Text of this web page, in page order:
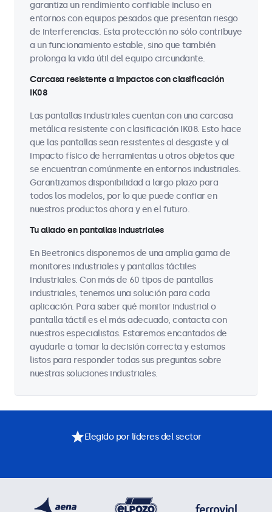
garantiza un rendimiento confiable incluso en
entornos con equipos pesados que presentan riesgo
de interferencias. Esta protección no sólo contribuye
a un funcionamiento estable, sino que también
prolonga la vida útil del equipo circundante.
Carcasa resistente a impactos con clasificación
IK08
Las pantallas industriales cuentan con una carcasa
metálica resistente con clasificación IK08. Esto hace
que las pantallas sean resistentes al desgaste y al
impacto físico de herramientas u otros objetos que
se encuentran comúnmente en entornos industriales.
Garantizamos disponibilidad a largo plazo para
todos los modelos, por lo que puede confiar en
nuestros productos ahora y en el futuro.
Tu aliado en pantallas industriales
En Beetronics disponemos de una amplia gama de
monitores industriales y pantallas táctiles
industriales. Con más de 60 tipos de pantallas
industriales, tenemos una solución para cada
aplicación. Para saber qué monitor industrial o
pantalla táctil es el más adecuado, contacta con
nuestros especialistas. Estaremos encantados de
ayudarle a tomar la decisión correcta y estamos
listos para responder todas sus preguntas sobre
nuestras soluciones industriales.
Elegido por líderes del sector